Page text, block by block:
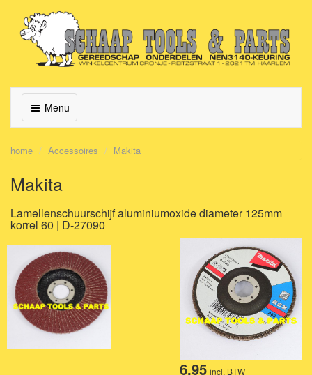
Menu
home Accessoires Makita
Makita
Lamellenschuurschijf aluminiumoxide diameter 125mm
korrel 60 | D-27090
6,95 incl. BTW